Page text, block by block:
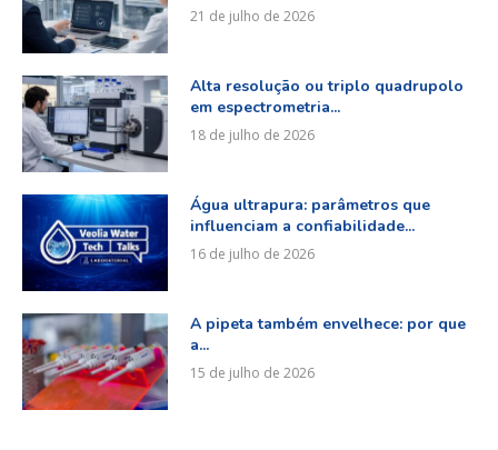
21 de julho de 2026
Alta resolução ou triplo quadrupolo
em espectrometria...
18 de julho de 2026
Água ultrapura: parâmetros que
influenciam a confiabilidade...
16 de julho de 2026
A pipeta também envelhece: por que
a...
15 de julho de 2026